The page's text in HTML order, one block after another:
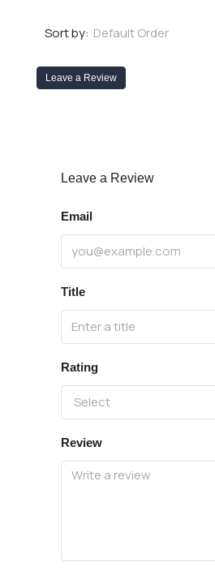
Sort by: Default Order
Leave a Review
Leave a Review
Email
Title
Rating
Select
Review